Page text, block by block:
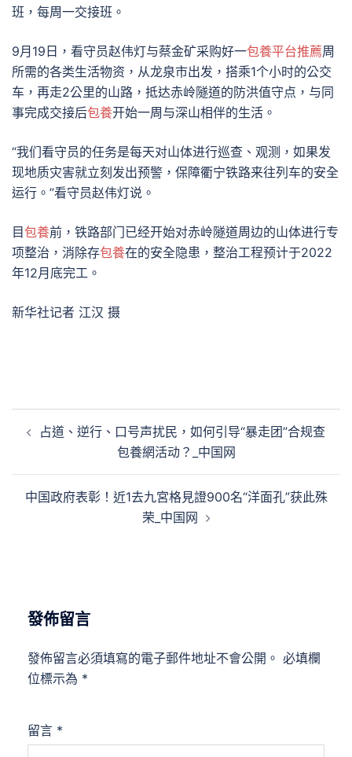
班，每周一交接班。
9月19日，看守员赵伟灯与蔡金矿采购好一包養平台推薦周
所需的各类生活物资，从龙泉市出发，搭乘1个小时的公交
车，再走2公里的山路，抵达赤岭隧道的防洪值守点，与同
事完成交接后包養开始一周与深山相伴的生活。
“我们看守员的任务是每天对山体进行巡查、观测，如果发
现地质灾害就立刻发出预警，保障衢宁铁路来往列车的安全
运行。”看守员赵伟灯说。
目包養前，铁路部门已经开始对赤岭隧道周边的山体进行专
项整治，消除存包養在的安全隐患，整治工程预计于2022
年12月底完工。
新华社记者 江汉 摄
章
占道、逆行、口号声扰民，如何引导“暴走团”合规查
包養網活动？_中国网
中国政府表彰！近1去九宮格見證900名“洋面孔”获此殊
荣_中国网
發佈留言
發佈留言必須填寫的電子郵件地址不會公開。 必填欄
位標示為 *
留言 *